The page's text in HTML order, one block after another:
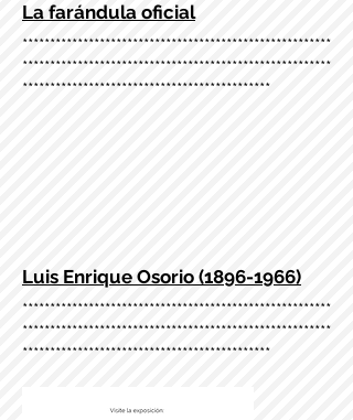
La farándula oficial
********************************************************
********************************************************
*********************************************
Luis Enrique Osorio (1896-1966)
********************************************************
********************************************************
*********************************************